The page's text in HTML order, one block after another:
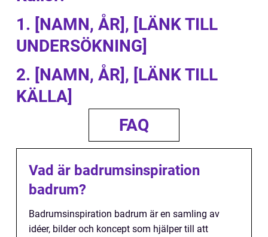
1. [NAMN, ÅR], [LÄNK TILL
UNDERSÖKNING]
2. [NAMN, ÅR], [LÄNK TILL
KÄLLA]
FAQ
Vad är badrumsinspiration
badrum?
Badrumsinspiration badrum är en samling av
idéer, bilder och koncept som hjälper till att